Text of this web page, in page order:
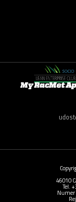
My RacMet
46010
Tel.
Numer